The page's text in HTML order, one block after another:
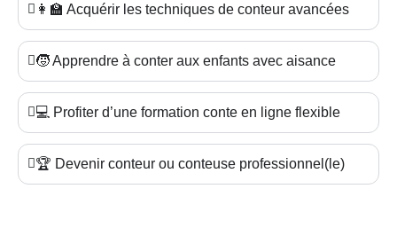
👩‍🏫 Acquérir les techniques de conteur avancées
🧒 Apprendre à conter aux enfants avec aisance
💻 Profiter d’une formation conte en ligne flexible
🏆 Devenir conteur ou conteuse professionnel(le)